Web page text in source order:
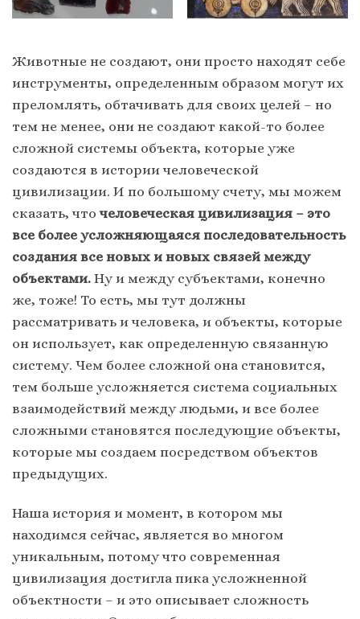
Животные не создают, они просто находят себе
инструменты, определенным образом могут их
преломлять, обтачивать для своих целей – но
тем не менее, они не создают какой-то более
сложной системы объекта, которые уже
создаются в истории человеческой
цивилизации. И по большому счету, мы можем
сказать, чточеловеческая цивилизация – это
все более усложняющаяся последовательность
создания все новых и новых связей между
объектами. Ну и между субъектами, конечно
же, тоже! То есть, мы тут должны
рассматривать и человека, и объекты, которые
он использует, как определенную связанную
систему. Чем более сложной она становится,
тем больше усложняется система социальных
взаимодействий между людьми, и все более
сложными становятся последующие объекты,
которые мы создаем посредством объектов
предыдущих.
Наша история и момент, в котором мы
находимся сейчас, является во многом
уникальным, потому что современная
цивилизация достигла пика усложненной
объектности – и это описывает сложность